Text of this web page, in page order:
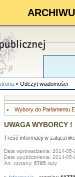
» Odczyt wiadomości
Wybory do Parlamentu
UWAGA WYBORCY !
Treść informacji w
Data wprowadzenia: 2014-05-
Data upublicznienia: 2014-05-
Art. czytany: 5785razy